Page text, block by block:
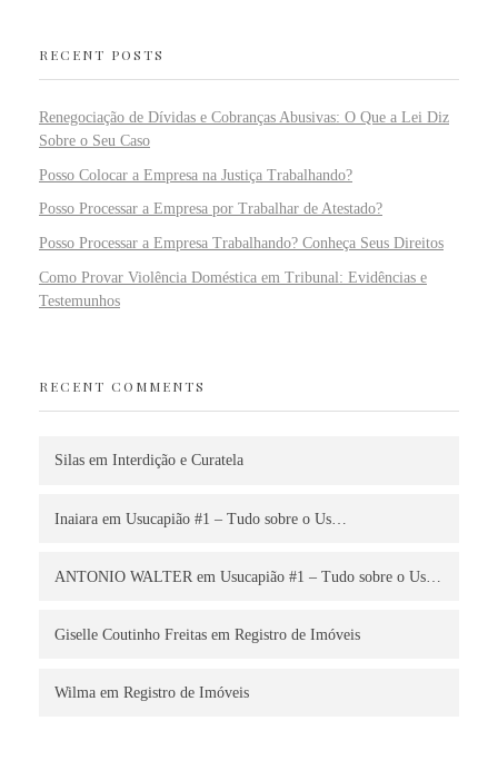
RECENT POSTS
Renegociação de Dívidas e Cobranças Abusivas: O Que a Lei Diz
Sobre o Seu Caso
Posso Colocar a Empresa na Justiça Trabalhando?
Posso Processar a Empresa por Trabalhar de Atestado?
Posso Processar a Empresa Trabalhando? Conheça Seus Direitos
Como Provar Violência Doméstica em Tribunal: Evidências e
Testemunhos
RECENT COMMENTS
Silas em Interdição e Curatela
Inaiara em Usucapião #1 – Tudo sobre o Us…
ANTONIO WALTER em Usucapião #1 – Tudo sobre o Us…
Giselle Coutinho Freitas em Registro de Imóveis
Wilma em Registro de Imóveis